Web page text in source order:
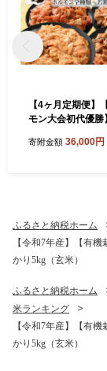
【4ヶ月定期便】
モン大会初代優勝
もも肉4ヶ月定期
寄附金額 36,000円
ふるさと納税ホーム
【令和7年産】【有
かり5kg（玄米）
ふるさと納税ホーム
米ランキング
【令和7年産】【有
かり5kg（玄米）